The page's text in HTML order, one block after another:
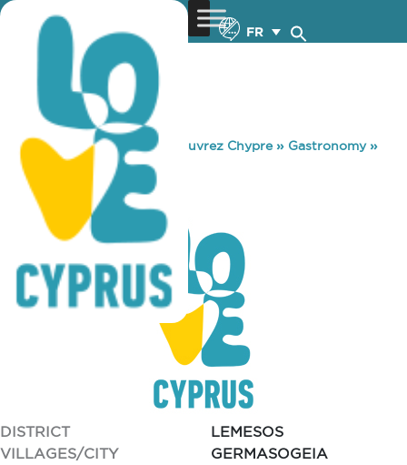
FR
You are here: Home »Découvrez Chypre» Gastronomy»
BREEZE BAR
BREEZE BAR
DISTRICT
LEMESOS
VILLAGES/CITY
GERMASOGEIA